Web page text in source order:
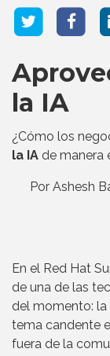
la IA
¿Cómo los
la IA de manera
Por Ashesh
En el Red Hat
de una de las
del momento: la
tema candente
fuera de la